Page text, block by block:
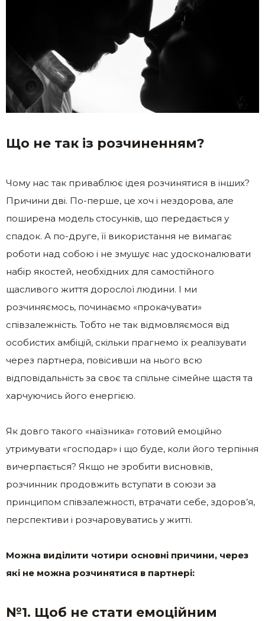
Що не так із розчиненням?
Чому нас так приваблює ідея розчинятися в інших?
Причини дві. По-перше, це хоч і нездорова, але
поширена модель стосунків, що передається у
спадок. А по-друге, її використання не вимагає
роботи над собою і не змушує нас удосконалювати
набір якостей, необхідних для самостійного
щасливого життя дорослої людини. І ми
розчиняємось, починаємо «прокачувати»
співзалежність. Тобто не так відмовляємося від
особистих амбіцій, скільки прагнемо їх реалізувати
через партнера, повісивши на нього всю
відповідальність за своє та спільне сімейне щастя та
харчуючись його енергією.
Як довго такого «наїзника» готовий емоційно
утримувати «господар» і що буде, коли його терпіння
вичерпається? Якщо не зробити висновків,
розчинник продовжить вступати в союзи за
принципом співзалежності, втрачати себе, здоров’я,
перспективи і розчаровуватись у житті.
Можна виділити чотири основні причини, через
які не можна розчинятися в партнері:
№1. Щоб не стати емоційним